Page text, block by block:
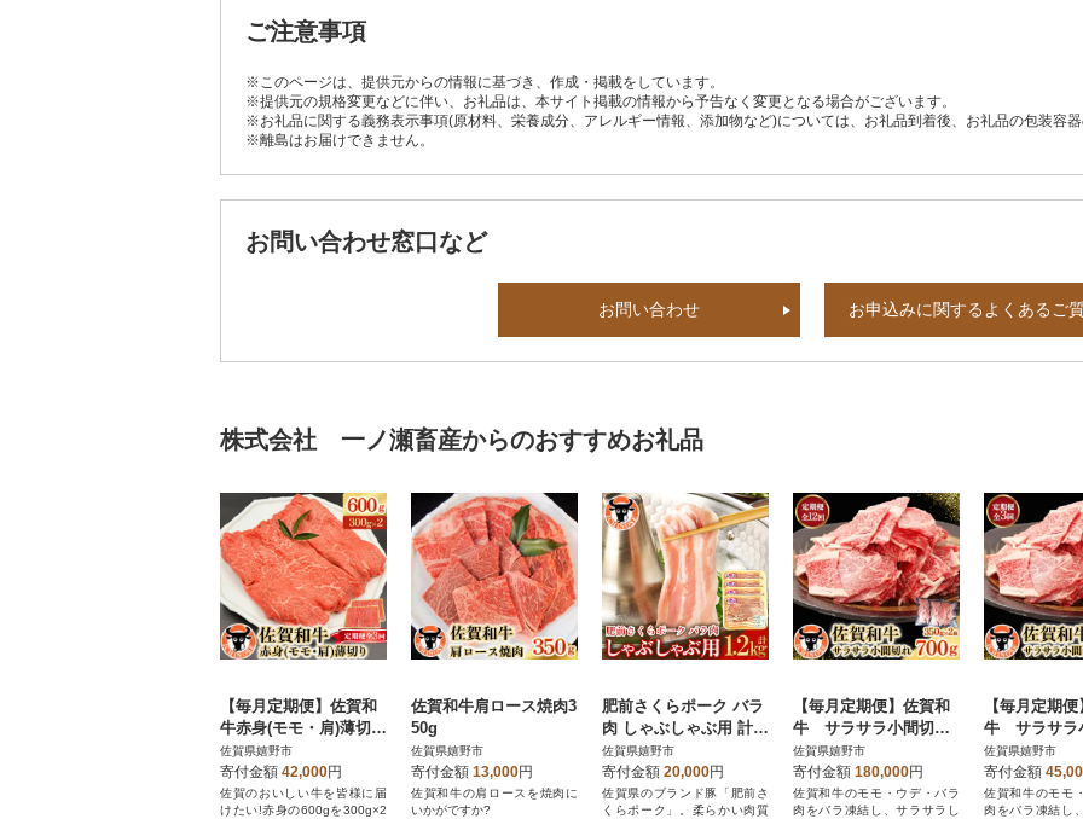
ご注意事項
※このページは、提供元からの情報に基づき、作成・掲載をしています。
※提供元の規格変更などに伴い、お礼品は、本サイト掲載の情報から予告なく変更となる場合がございます。
※お礼品に関する義務表示事項(原材料、栄養成分、アレルギー情報、添加物など)については、お礼品到着後、お礼品の包装容
※離島はお届けできません。
お問い合わせ窓口など
お問い合わせ お申込みに関するよくあるご
株式会社 一ノ瀬畜産からのおすすめお礼品
【毎月定期便】佐賀和
牛赤身(モモ・肩)薄切り
600g(300g×2)全3回
佐賀県嬉野市
寄付金額 42,000円
佐賀のおいしい牛を皆様に届
けたい!赤身の600gを300g×2
佐賀和牛肩ロース焼肉3
50g
佐賀県嬉野市
寄付金額 13,000円
佐賀和牛の肩ロースを焼肉に
いかがですか?
肥前さくらポーク バラ
肉 しゃぶしゃぶ用 計1.
2kg
佐賀県嬉野市
寄付金額 20,000円
佐賀県のブランド豚「肥前さ
くらポーク」。柔らかい肉質
【毎月定期便】佐賀和
牛 サラサラ小間切れ
(切落し)350g×2全12回
佐賀県嬉野市
寄付金額 180,000円
佐賀和牛のモモ・ウデ・バラ
肉をバラ凍結し、サラサラし
【毎月定期
牛 サラサラ
(切落し
佐賀県嬉野市
寄付金額
佐賀和牛のモモ
肉をバラ凍結し